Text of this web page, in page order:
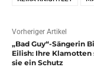
Vorheriger Artikel
„Bad Guy“-Sängerin
Eilish: Ihre Klamotten
sie ein Schutz